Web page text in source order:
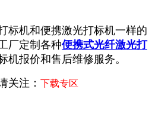
标机和便携激光打标机一样的
厂定制各种便携式光纤激光打
机报价和售后维修服务。
关注：
下载专区